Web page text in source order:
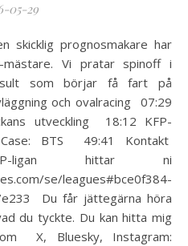
05-29
Vi pratar spinoff i
som börjar få fart på
och ovalracing 07:29
utveckling 18:12 KFP-
BTS 49:41 Kontakt
ligan hittar ni
se/leagues#bce0f384-
Du får jättegärna höra
du tyckte. Du kan hitta mig
X, Bluesky, Instagram: